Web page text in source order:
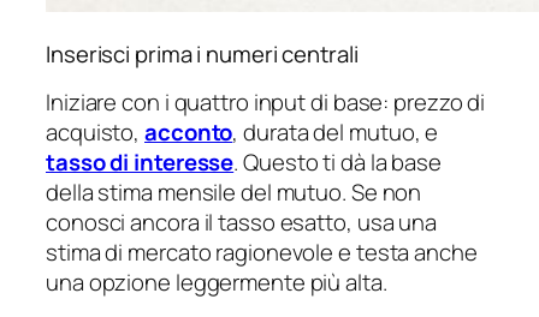
Inserisci prima i numeri centrali
Iniziare con i quattro input di base: prezzo di
acquisto,acconto, durata del mutuo, e
tasso di interesse. Questo ti dà la base
della stima mensile del mutuo. Se non
conosci ancora il tasso esatto, usa una
stima di mercato ragionevole e testa anche
una opzione leggermente più alta.